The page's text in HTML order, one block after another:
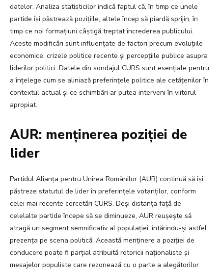
datelor. Analiza statisticilor indică faptul că, în timp ce unele
partide își păstrează pozițiile, altele încep să piardă sprijin, în
timp ce noi formațiuni câștigă treptat încrederea publicului.
Aceste modificări sunt influențate de factori precum evoluțiile
economice, crizele politice recente și percepțiile publice asupra
liderilor politici. Datele din sondajul CURS sunt esențiale pentru
a înțelege cum se aliniază preferințele politice ale cetățenilor în
contextul actual și ce schimbări ar putea interveni în viitorul
apropiat.
AUR: menținerea poziției de
lider
Partidul Alianța pentru Unirea Românilor (AUR) continuă să își
păstreze statutul de lider în preferințele votanților, conform
celei mai recente cercetări CURS. Deși distanța față de
celelalte partide începe să se diminueze, AUR reușește să
atragă un segment semnificativ al populației, întărindu-și astfel
prezența pe scena politică. Această menținere a poziției de
conducere poate fi parțial atribuită retoricii naționaliste și
mesajelor populiste care rezonează cu o parte a alegătorilor